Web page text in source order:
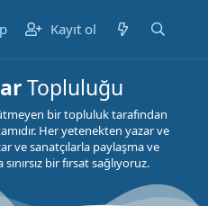
Kayıt ol
Topluluğu
bir topluluk tarafından
Her yetenekten yazar ve
ve sanatçılarla paylaşma ve
bir fırsat sağlıyoruz.